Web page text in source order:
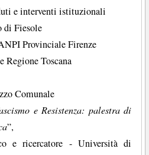
e interventi istituzionali
di Fiesole
Provinciale Firenze
Regione Toscana
Comunale
e Resistenza: palestra di
”,
e ricercatore - Università di